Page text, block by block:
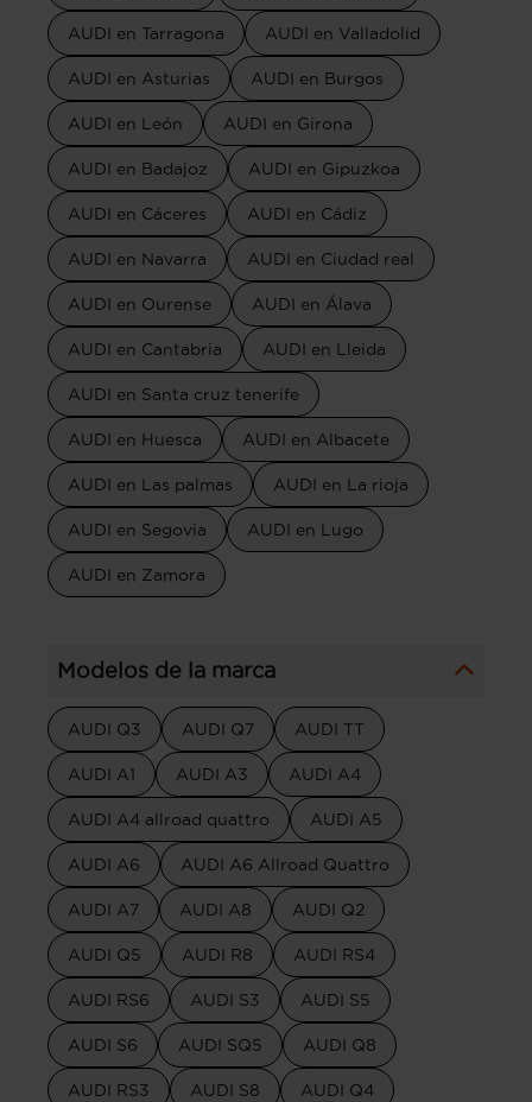
AUDI en Tarragona AUDI en Valladolid
AUDI en Asturias AUDI en Burgos
AUDI en León AUDI en Girona
AUDI en Badajoz AUDI en Gipuzkoa
AUDI en Cáceres AUDI en Cádiz
AUDI en Navarra AUDI en Ciudad real
AUDI en Ourense AUDI en Álava
AUDI en Cantabria AUDI en Lleida
AUDI en Santa cruz tenerife
AUDI en Huesca AUDI en Albacete
AUDI en Las palmas AUDI en La rioja
AUDI en Segovia AUDI en Lugo
AUDI en Zamora
Modelos de la marca
AUDI Q3 AUDI Q7 AUDI TT
AUDI A1 AUDI A3 AUDI A4
AUDI A4 allroad quattro AUDI A5
AUDI A6 AUDI A6 Allroad Quattro
AUDI A7 AUDI A8 AUDI Q2
AUDI Q5 AUDI R8 AUDI RS4
AUDI RS6 AUDI S3 AUDI S5
AUDI S6 AUDI SQ5 AUDI Q8
AUDI RS3 AUDI S8 AUDI Q4